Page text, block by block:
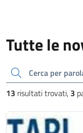
Tutte le
Cerca una parola chiave
13 risultati trovati, 3